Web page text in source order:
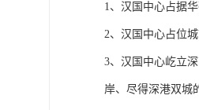
1、汉国中心占据
2、汉国中心占位
3、汉国中心屹立
岸、尽得深港双城